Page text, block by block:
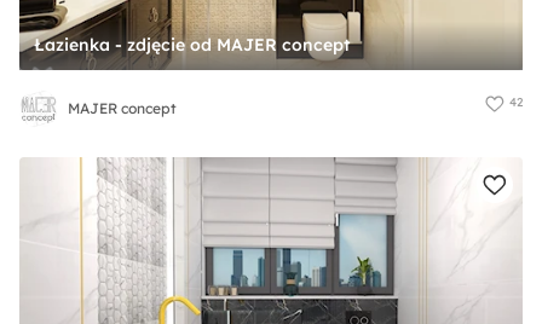
Łazienka - zdjęcie od MAJER concept
MAJER concept 42